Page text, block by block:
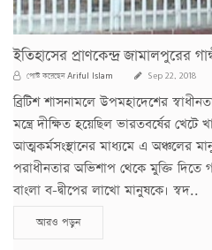
ইতিহাসের প্রাণকেন্দ্র জামালপুরের
পোস্ট করেছেনAriful Islam Sep 22, 2018
ব্রিটিশ শাসনামলে উপমহাদেশের
মন্ত্রে দীক্ষিত হয়েছিল ভারতবর্ষের খেটে
আত্মকর্মসংস্থানের মাধ্যমে এ অঞ্চলের
পরাধীনতার অভিশাপ থেকে মুক্তি দিতে
বাংলা ব-দ্বীপের লাখো মানুষকে। স্বদ..
আরও পড়ুন